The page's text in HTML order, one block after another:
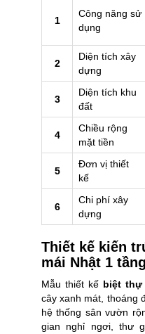
1
Công năng sử
dụng
2
Diện tích xây
dựng
3
Diện tích khu
đất
4
Chiều rộng
mặt tiền
5
Đơn vị thiết
kế
6
Chi phí xây
dựng
Thiết kế kiến
mái Nhật 1 tầng
Mẫu thiết kế biệt thự
cây xanh mát, thoáng
hệ thống sân vườn
gian nghỉ ngơi, thư